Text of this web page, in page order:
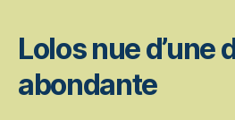
Lolos nue d’une
abondante